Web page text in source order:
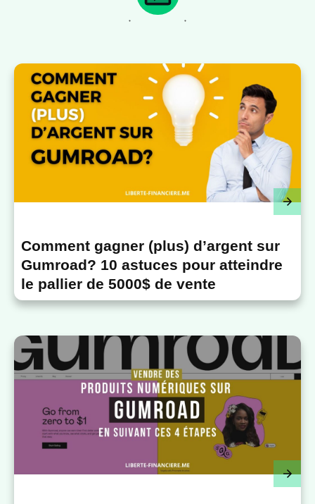
Comment gagner (plus) d’argent sur
Gumroad? 10 astuces pour atteindre
le pallier de 5000$ de vente